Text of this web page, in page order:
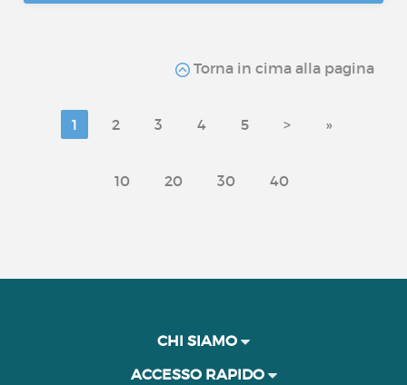
Torna in cima alla pagina
1 2 3 4 5 > »
10 20 30 40
CHI SIAMO
ACCESSO RAPIDO